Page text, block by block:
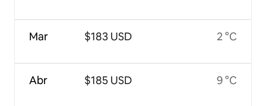
Mar
Abr
$183 USD
$185 USD
2 °C
9 °C